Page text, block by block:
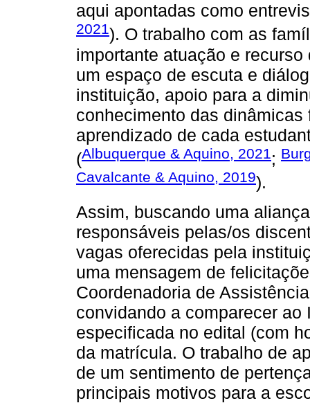
aqui apontadas como
2021). O trabalho com as
importante atuação e
um espaço de escuta e
instituição, apoio para a
conhecimento das
aprendizado de cada
(Albuquerque & Aquino, 2021;
Cavalcante & Aquino, 2019).
Assim, buscando uma
responsáveis pelas/os
vagas oferecidas pela
uma mensagem de
Coordenadoria de
convidando a comparecer
especificada no edital (com
da matrícula. O trabalho de
de um sentimento de
principais motivos para a